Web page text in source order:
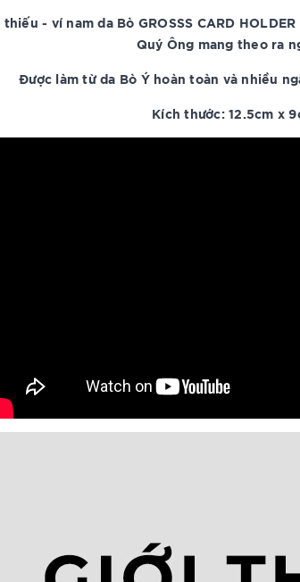
- ví nam da Bò GROSSS CARD HOLDER
Quý Ông mang theo ra
Được làm từ da Bò Ý hoàn toàn và nhiều
Kích thước: 12.5cm x